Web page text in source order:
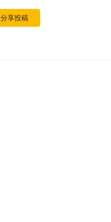
分享投稿